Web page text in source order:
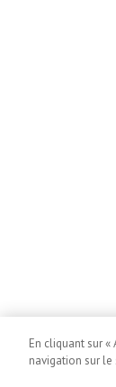
En cliquant sur
navigation sur